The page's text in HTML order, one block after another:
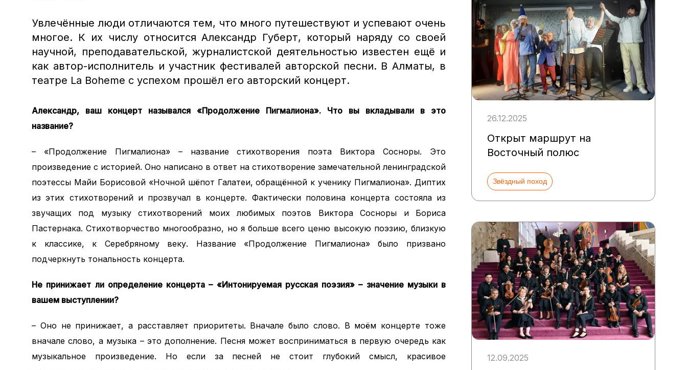
Увлечённые люди отличаются тем, что много путешествуют и успевают очень
многое. К их числу относится Александр Губерт, который наряду со своей
научной, преподавательской, журналистской деятельностью известен ещё и
как автор-исполнитель и участник фестивалей авторской песни. В Алматы, в
театре La Boheme с успехом прошёл его авторский концерт.
Александр, ваш концерт назывался «Продолжение Пигмалиона». Что вы вкладывали в это
название?
– «Продолжение Пигмалиона» – название стихотворения поэта Виктора Сосноры. Это
произведение с историей. Оно написано в ответ на стихотворение замечательной ленинградской
поэтессы Майи Борисовой «Ночной шёпот Галатеи, обращённой к ученику Пигмалиона». Диптих
из этих стихотворений и прозвучал в концерте. Фактически половина концерта состояла из
звучащих под музыку стихотворений моих любимых поэтов Виктора Сосноры и Бориса
Пастернака. Стихотворчество многообразно, но я больше всего ценю высокую поэзию, близкую
к классике, к Серебряному веку. Название «Продолжение Пигмалиона» было призвано
подчеркнуть тональность концерта.
Не принижает ли определение концерта – «Интонируемая русская поэзия» – значение музыки в
вашем выступлении?
– Оно не принижает, а расставляет приоритеты. Вначале было слово. В моём концерте тоже
вначале слово, а музыка – это дополнение. Песня может восприниматься в первую очередь как
музыкальное произведение. Но если за песней не стоит глубокий смысл, красивое
26.12.2025
Открыт маршрут на
Восточный полюс
Звёздный поход
12.09.2025